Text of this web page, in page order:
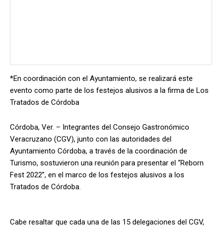
*En coordinación con el Ayuntamiento, se realizará este
evento como parte de los festejos alusivos a la firma de Los
Tratados de Córdoba
Córdoba, Ver. – Integrantes del Consejo Gastronómico
Veracruzano (CGV), junto con las autoridades del
Ayuntamiento Córdoba, a través de la coordinación de
Turismo, sostuvieron una reunión para presentar el “Reborn
Fest 2022”, en el marco de los festejos alusivos a los
Tratados de Córdoba.
Cabe resaltar que cada una de las 15 delegaciones del CGV,